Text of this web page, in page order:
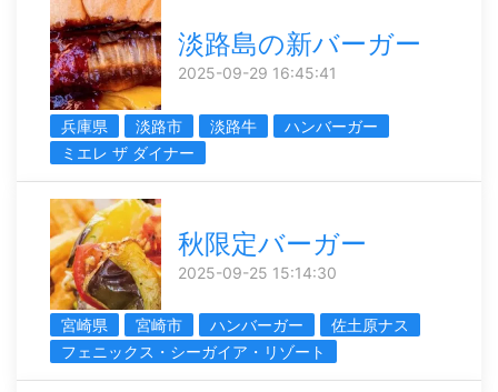
淡路島の新バーガー
2025-09-29 16:45:41
兵庫県 淡路市 淡路牛
ハンバーガー
ミエレ ザ ダイナー
秋限定バーガー
2025-09-25 15:14:30
宮崎県 宮崎市 ハンバーガー
佐土原ナス
フェニックス・シーガイア・リゾート